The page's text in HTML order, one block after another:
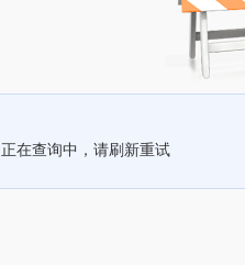
正在查询中，请刷新重试